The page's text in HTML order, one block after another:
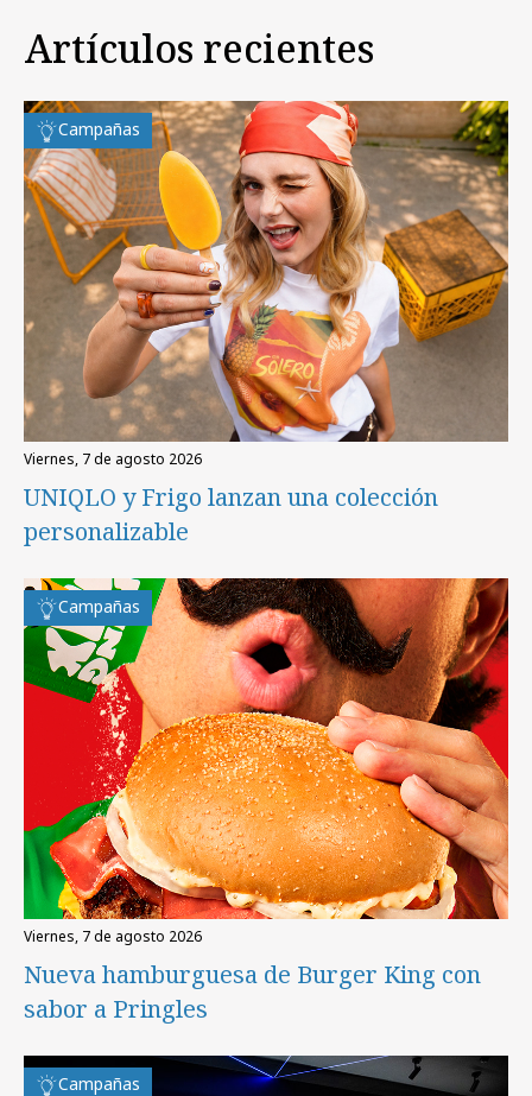
Artículos recientes
Campañas
viernes, 7 de agosto 2026
UNIQLO y Frigo lanzan una colección
personalizable
Campañas
viernes, 7 de agosto 2026
Nueva hamburguesa de Burger King con
sabor a Pringles
Campañas